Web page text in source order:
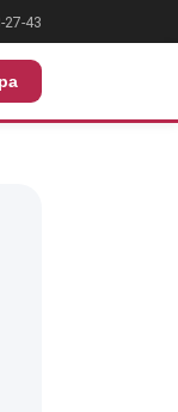
27-43